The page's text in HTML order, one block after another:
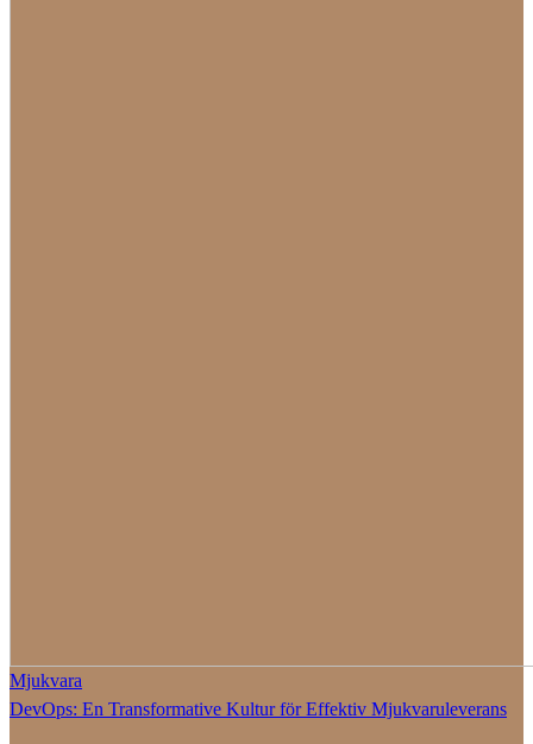
Mjukvara
DevOps: En Transformative Kultur för Effektiv Mjukvaruleverans